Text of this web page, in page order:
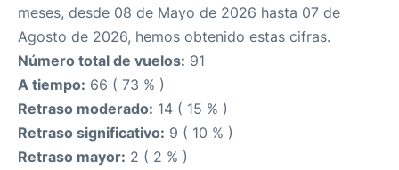
meses, desde 08 de Mayo de 2026 hasta 07 de
Agosto de 2026, hemos obtenido estas cifras.
Número total de vuelos: 91
A tiempo: 66 ( 73 % )
Retraso moderado: 14 ( 15 % )
Retraso significativo: 9 ( 10 % )
Retraso mayor: 2 ( 2 % )